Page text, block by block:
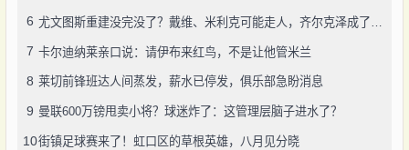
6
7 卡尔迪纳莱亲口说：请伊布来红鸟，不是让他管米兰
8 莱切前锋班达人间蒸发，薪水已停发，俱乐部急盼消息
9 曼联600万镑甩卖小将？球迷炸了：这管理层脑子进水了？
10街镇足球赛来了！虹口区的草根英雄，八月见分晓